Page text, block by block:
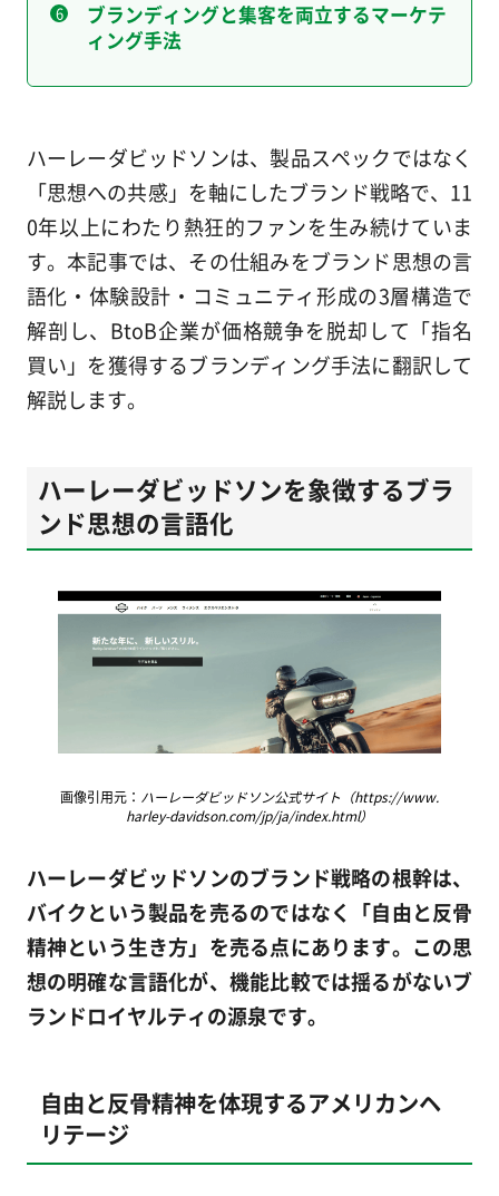
ブランディングと集客を両立するマーケテ
ィング手法
ハーレーダビッドソンは、製品スペックではなく
「思想への共感」を軸にしたブランド戦略で、11
0年以上にわたり熱狂的ファンを生み続けていま
す。本記事では、その仕組みをブランド思想の言
語化・体験設計・コミュニティ形成の3層構造で
解剖し、BtoB企業が価格競争を脱却して「指名
買い」を獲得するブランディング手法に翻訳して
解説します。
ハーレーダビッドソンを象徴するブラ
ンド思想の言語化
画像引用元： ハーレーダビッドソン公式サイト（https://www.
harley-davidson.com/jp/ja/index.html）
ハーレーダビッドソンのブランド戦略の根幹は、
バイクという製品を売るのではなく「自由と反骨
精神という生き方」を売る点にあります。この思
想の明確な言語化が、機能比較では揺るがないブ
ランドロイヤルティの源泉です。
自由と反骨精神を体現するアメリカンヘ
リテージ